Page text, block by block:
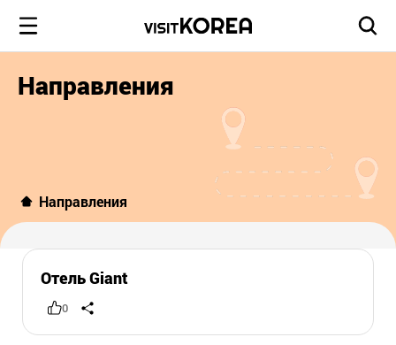
Направления
Направления
Отель Giant
0